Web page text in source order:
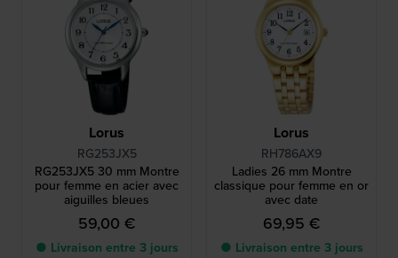
Lorus
RG253JX5
RG253JX5 30 mm Montre
pour femme en acier avec
aiguilles bleues
59,00 €
● Livraison entre 3 jours
Lorus
RH786AX9
Ladies 26 mm Montre
classique pour femme en or
avec date
69,95 €
● Livraison entre 3 jours